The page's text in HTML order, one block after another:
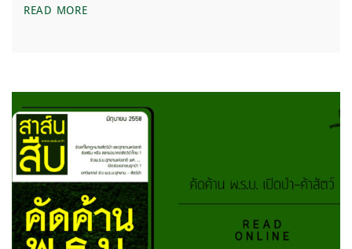
READ MOREสาส์นสืบ – ทางเลือกในการจัดการน้ำ กรณีไม่ต้องสร้า